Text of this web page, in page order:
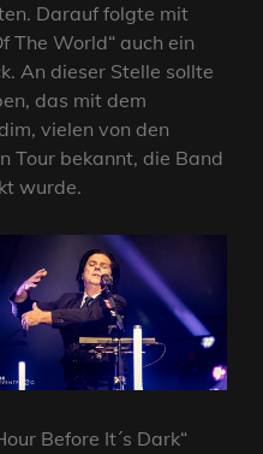
Darauf folgte mit
The World“ auch ein
An dieser Stelle sollte
das mit dem
vielen von den
Tour bekannt, die Band
wurde.
Before It´s Dark“